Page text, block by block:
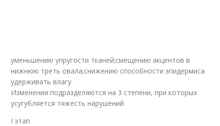
уменьшению упругости тканей;смещению акцентов в
нижнюю треть овала;снижению способности эпидермиса
удерживать влагу.
Изменения подразделяются на 3 степени, при которых
усугубляется тяжесть нарушений.
I этап